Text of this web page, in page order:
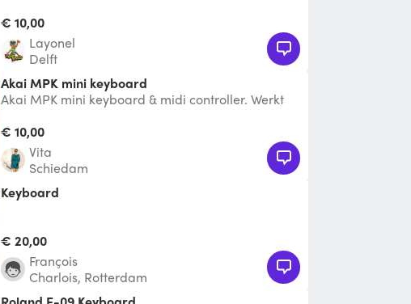
€ 10,00
layonel
Delft
Akai MPK mini keyboard
Akai MPK mini keyboard & midi controller. Werkt
vo
€ 10,00
Vita
Schiedam
Keyboard
€ 20,00
François
Charlois, Rotterdam